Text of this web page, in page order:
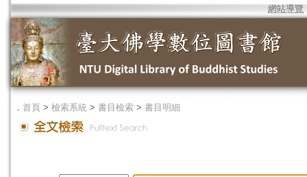
網站導覽
． 首頁 > 檢索系統 > 書目檢索 > 書目明細